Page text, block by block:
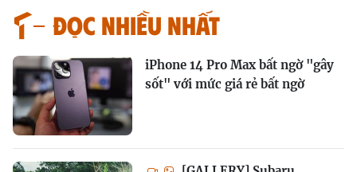
Đọc nhiều nhất
iPhone 14 Pro Max bất ngờ "gây
sốt" với mức giá rẻ bất ngờ